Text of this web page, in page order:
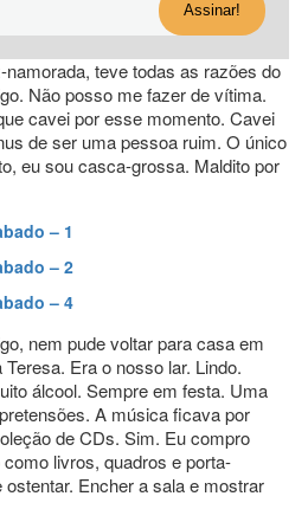
teve todas as razões do
Não posso me fazer de vítima.
cavei por esse momento. Cavei
de ser uma pessoa ruim. O único
eu sou casca-grossa. Maldito por
– 1
– 2
– 4
nem pude voltar para casa em
Era o nosso lar. Lindo.
álcool. Sempre em festa. Uma
A música ficava por
de CDs. Sim. Eu compro
livros, quadros e porta-
ostentar. Encher a sala e mostrar